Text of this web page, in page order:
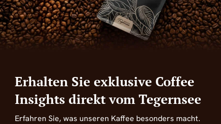
Erhalten Sie exklusive Coffee
Insights direkt vom Tegernsee
Erfahren Sie, was unseren Kaffee besonders macht.